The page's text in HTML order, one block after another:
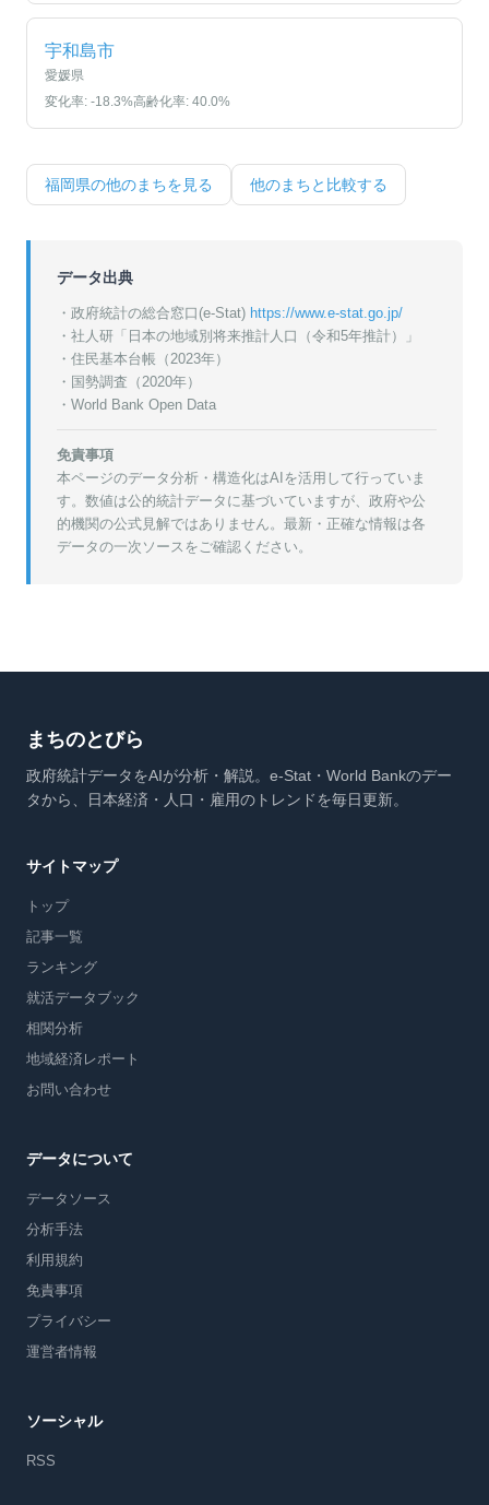
宇和島市
愛媛県
変化率: -18.3%高齢化率: 40.0%
福岡県の他のまちを見る 他のまちと比較する
データ出典
・政府統計の総合窓口(e-Stat) https://www.e-stat.go.jp/
・ 社人研「日本の地域別将来推計人口（令和5年推計）」
・ 住民基本台帳（2023年）
・ 国勢調査（2020年）
・World Bank Open Data
免責事項
本ページのデータ分析・構造化はAIを活用して行っていま
す。数値は公的統計データに基づいていますが、政府や公
的機関の公式見解ではありません。最新・正確な情報は各
データの一次ソースをご確認ください。
まちのとびら
政府統計データをAIが分析・解説。e-Stat・World Bankのデー
タから、日本経済・人口・雇用のトレンドを毎日更新。
サイトマップ
トップ
記事一覧
ランキング
就活データブック
相関分析
地域経済レポート
お問い合わせ
データについて
データソース
分析手法
利用規約
免責事項
プライバシー
運営者情報
ソーシャル
RSS